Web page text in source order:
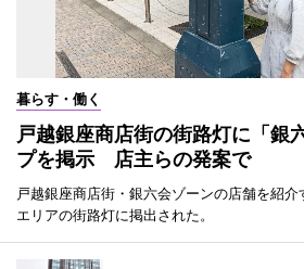
暮らす・働く
戸越銀座商店街の街路灯に「銀
プを掲示 店主らの発案で
戸越銀座商店街・銀六会ゾーンの店舗を紹
エリアの街路灯に掲出された。